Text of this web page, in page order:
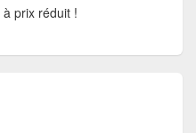
prix réduit !